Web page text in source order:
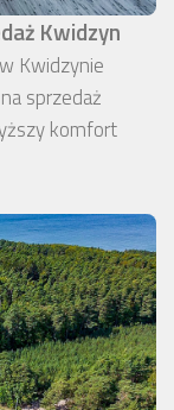
Kwidzyn
Kwidzynie
sprzedaż
komfort